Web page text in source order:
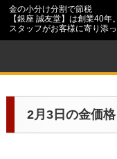
金の小分け分割で節税
【銀座 誠友堂】は創業40
スタッフがお客様に寄り添
2月3日の金価